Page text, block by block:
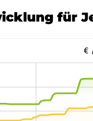
für
€